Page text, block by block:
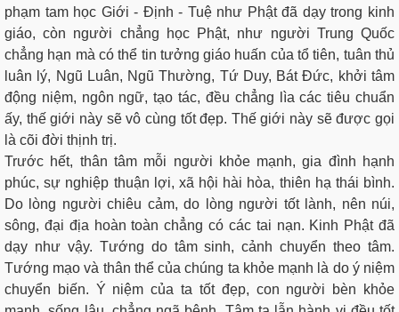
phạm tam học Giới - Định - Tuệ như Phật đã dạy trong kinh
giáo, còn người chẳng học Phật, như người Trung Quốc
chẳng hạn mà có thể tin tưởng giáo huấn của tổ tiên, tuân thủ
luân lý, Ngũ Luân, Ngũ Thường, Tứ Duy, Bát Đức, khởi tâm
động niệm, ngôn ngữ, tạo tác, đều chẳng lìa các tiêu chuẩn
ấy, thế giới này sẽ vô cùng tốt đẹp. Thế giới này sẽ được gọi
là cõi đời thịnh trị.
Trước hết, thân tâm mỗi người khỏe mạnh, gia đình hạnh
phúc, sự nghiệp thuận lợi, xã hội hài hòa, thiên hạ thái bình.
Do lòng người chiêu cảm, do lòng người tốt lành, nên núi,
sông, đại địa hoàn toàn chẳng có các tai nạn. Kinh Phật đã
dạy như vậy. Tướng do tâm sinh, cảnh chuyển theo tâm.
Tướng mạo và thân thể của chúng ta khỏe mạnh là do ý niệm
chuyển biến. Ý niệm của ta tốt đẹp, con người bèn khỏe